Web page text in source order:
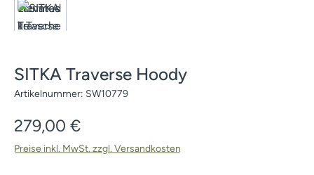
SITKA Traverse Hoody
Artikelnummer: SW10779
Regulärer Preis:
279,00 €
Preise inkl. MwSt. zzgl. Versandkosten